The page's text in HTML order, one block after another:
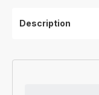
Description